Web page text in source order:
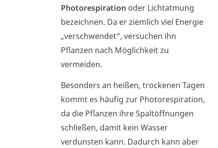
Photorespiration oder Lichtatmung
bezeichnen. Da er ziemlich viel Energie
„verschwendet“, versuchen ihn
Pflanzen nach Möglichkeit zu
vermeiden.
Besonders an heißen, trockenen Tagen
kommt es häufig zur Photorespiration,
da die Pflanzen ihre Spaltöffnungen
schließen, damit kein Wasser
verdunsten kann. Dadurch kann aber